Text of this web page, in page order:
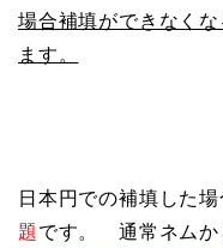
場合補填ができなく
ます。
日本円での補填した
題です。 通常ネムか